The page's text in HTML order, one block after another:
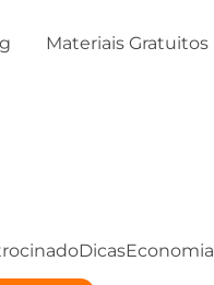
Materiais Gratuitos
DicasEconomia